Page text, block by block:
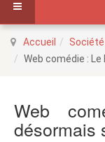
Accueil
Société
Web comédie :
Web
désormais